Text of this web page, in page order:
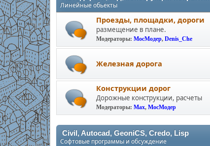
Линейные обьекты
Проезды, площадки, дороги
размещение в плане.
Модераторы: МосМодер, Denis_Che
Железная дорога
Конструкции дорог
Дорожные конструкции, расчеты
Модераторы: Max, МосМодер
Civil, Autocad, GeoniCS, Credo, Lisp
Софтовые программы и обсуждение